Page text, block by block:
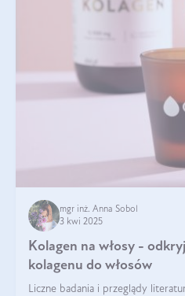
mgr inż. Anna Sobol
3 kwi 2025
Kolagen na włosy -
kolagenu do włosów
Liczne badania i przeglądy